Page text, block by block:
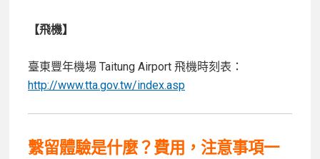
【飛機】
臺東豐年機場 Taitung Airport 飛機時刻表：
http://www.tta.gov.tw/index.asp
繫留體驗是什麼？費用，注意事項一